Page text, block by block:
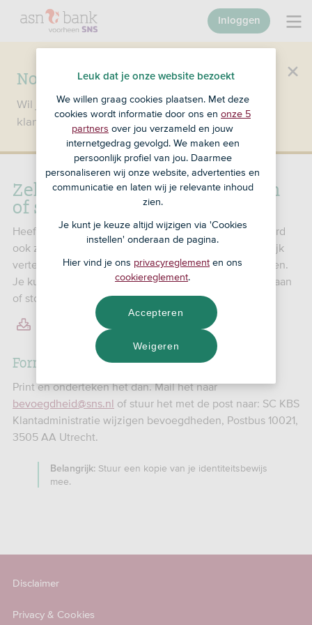
Nog geen klant bij SNS?
Wil je een product openen en ben je nog geen
klant bij SNS? Ga dan naar ASN Bank .
Inloggen
Zelfstandig bankieren toestaan
of stoppen
Heeft je kind een betaalrekening? Dan mag ie standaard
ook zelf geld pinnen en betalen. Jij bepaalt als wettelijk
vertegenwoordiger of je kind zelfstandig mag bankieren.
Je kunt met dit formulier het zelfstandig gebruik toestaan
of stoppen.
Wijzigen Zelfstandig gebruik (pdf) 509,51 KB
Formulier ingevuld?
Print en onderteken het dan. Mail het naar
bevoegdheid@sns.nl of stuur het met de post naar: SC KBS
Klantadministratie wijzigen bevoegdheden, Postbus 10021,
3505 AA Utrecht.
Belangrijk: Stuur een kopie van je identiteitsbewijs
mee.
Disclaimer
Privacy & Cookies
Leuk dat je onze website bezoekt
We willen graag cookies plaatsen. Met deze
cookies wordt informatie door ons en onze 5
partners over jou verzameld en jouw
internetgedrag gevolgd. We maken een
persoonlijk profiel van jou. Daarmee
personaliseren wij onze website, advertenties en
communicatie en laten wij je relevante inhoud
zien.
Je kunt je keuze altijd wijzigen via 'Cookies
instellen' onderaan de pagina.
Hier vind je ons privacyreglement en ons
cookiereglement.
Weigeren
Accepteren